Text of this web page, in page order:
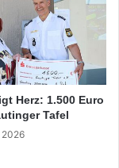
Herz: 1.500 Euro
Tafel
2026